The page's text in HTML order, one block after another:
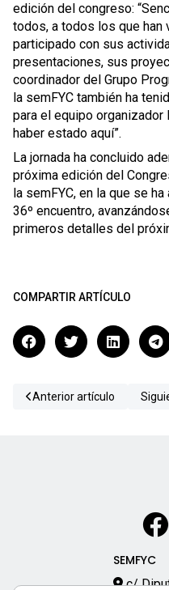
edición del congreso:
todos, a todos los que han
participado con sus
presentaciones, sus
coordinador del Grupo
la semFYC también ha
para el equipo organizador
haber estado aquí”.
La jornada ha concluido
próxima edición del
la semFYC, en la que se
36º encuentro,
primeros detalles del
COMPARTIR ARTÍCULO
Anterior artículo
SEMFYC
c/